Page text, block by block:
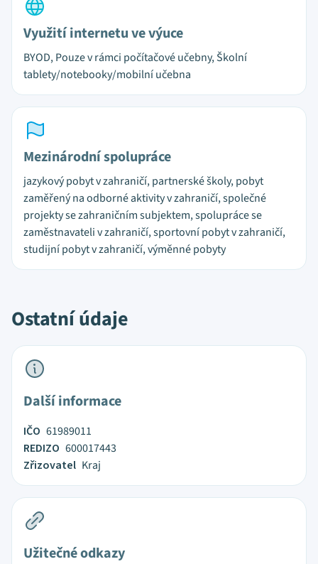
Využití internetu ve výuce
BYOD, Pouze v rámci počítačové učebny, Školní
tablety/notebooky/mobilní učebna
Mezinárodní spolupráce
jazykový pobyt v zahraničí, partnerské školy, pobyt
zaměřený na odborné aktivity v zahraničí, společné
projekty se zahraničním subjektem, spolupráce se
zaměstnavateli v zahraničí, sportovní pobyt v zahraničí,
studijní pobyt v zahraničí, výměnné pobyty
Ostatní údaje
Další informace
IČO 61989011
REDIZO 600017443
Zřizovatel Kraj
Užitečné odkazy